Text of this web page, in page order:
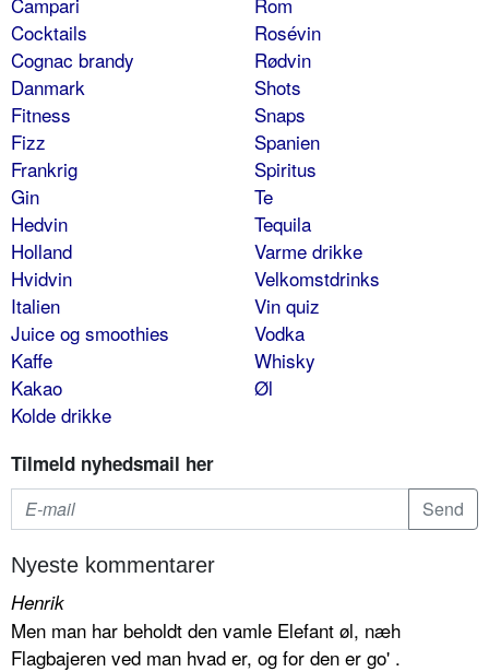
Cocktails
Cognac brandy
Danmark
Fitness
Fizz
Frankrig
Gin
Hedvin
Holland
Hvidvin
Italien
Juice og smoothies
Kaffe
Kakao
Kolde drikke
Rosévin
Rødvin
Shots
Snaps
Spanien
Spiritus
Te
Tequila
Varme drikke
Velkomstdrinks
Vin quiz
Vodka
Whisky
Øl
Tilmeld nyhedsmail her
Nyeste kommentarer
Henrik
Men man har beholdt den vamle Elefant øl, næh
Flagbajeren ved man hvad er, og for den er go' .